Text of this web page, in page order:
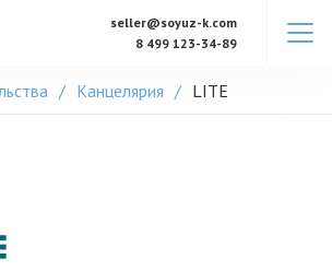
seller@soyuz-k.com
8 499 123-34-89
Канцелярия LITE